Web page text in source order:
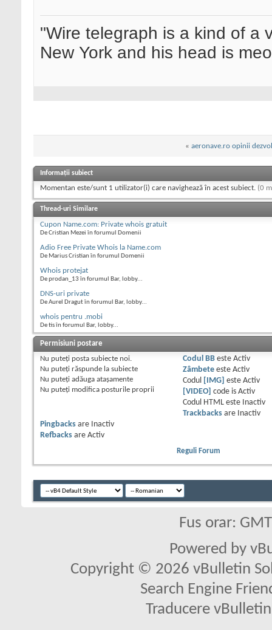
"Wire telegraph is a kind of a
New York and his head is
« aeronave.ro opinii
Informații subiect
Momentan este/sunt 1 utilizator(i) care navighează în acest subiect. (0
Thread-uri Similare
Cupon Name.com: Private whois gratuit
De Cristian Mezei în forumul Domenii
Adio Free Private Whois la Name.com
De Marius Cristian în forumul Domenii
Whois protejat
De prodan_13 în forumul Bar, lobby...
DNS-uri private
De Aurel Dragut în forumul Bar, lobby...
whois pentru .mobi
De tis în forumul Bar, lobby...
Permisiuni postare
Nu puteţi posta subiecte noi.
Nu puteţi răspunde la subiecte
Nu puteţi adăuga ataşamente
Nu puteţi modifica posturile proprii
Codul BBeste Activ
Zâmbeteeste Activ
Codul
[IMG] este Activ
[VIDEO]
code is Activ
Codul HTML este
Inactiv
Trackbacksare
Inactiv
Pingbacks are
Inactiv
Refbacks are Activ
Reguli Forum
Fus orar:
Powered by
Copyright © 2026 vBulletin
Search Engine
Traducere